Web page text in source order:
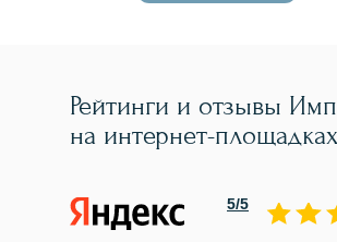
Рейтинги и отзывы
на интернет-площадках
5/5